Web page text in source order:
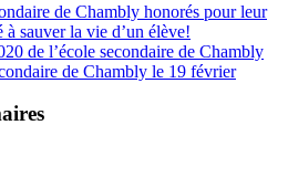
de Chambly honorés pour leur
sauver la vie d’un élève!
de l’école secondaire de Chambly
de Chambly le 19 février